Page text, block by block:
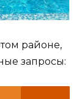
районе,
запросы: